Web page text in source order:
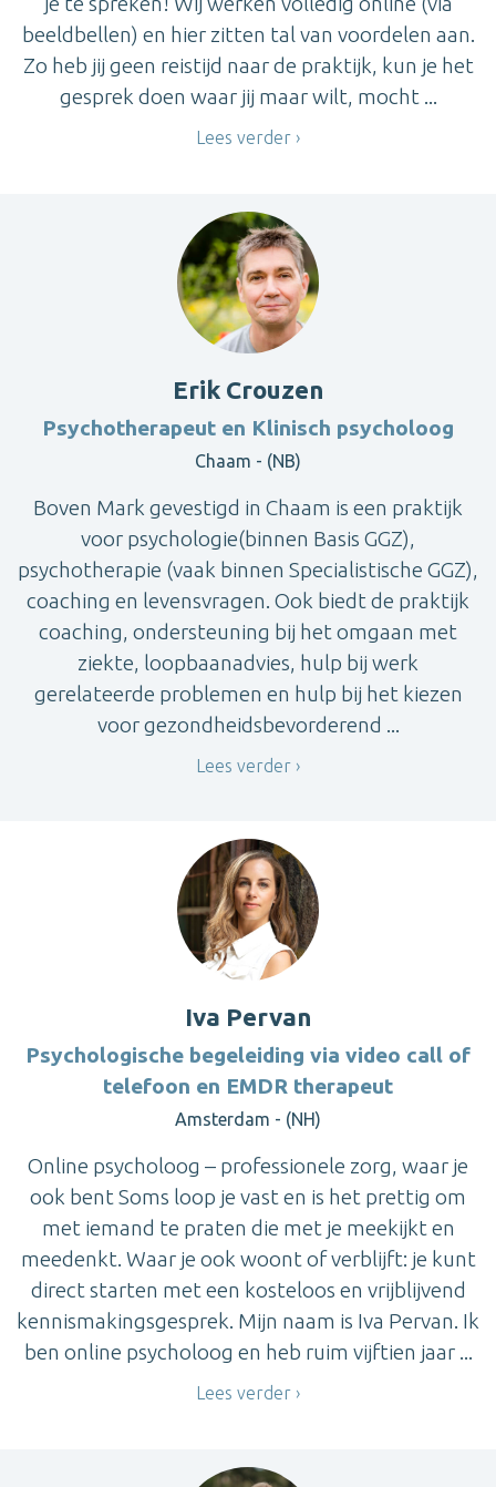
beeldbellen) en hier zitten tal van voordelen aan.
Zo heb jij geen reistijd naar de praktijk, kun je het
gesprek doen waar jij maar wilt, mocht ...
Lees verder
Erik Crouzen
Psychotherapeut en Klinisch psycholoog
Chaam - (NB)
Boven Mark gevestigd in Chaam is een praktijk
voor psychologie(binnen Basis GGZ),
psychotherapie (vaak binnen Specialistische GGZ),
coaching en levensvragen. Ook biedt de praktijk
coaching, ondersteuning bij het omgaan met
ziekte, loopbaanadvies, hulp bij werk
gerelateerde problemen en hulp bij het kiezen
voor gezondheidsbevorderend ...
Lees verder
Iva Pervan
Psychologische begeleiding via video call of
telefoon en EMDR therapeut
Amsterdam - (NH)
Online psycholoog – professionele zorg, waar je
ook bent Soms loop je vast en is het prettig om
met iemand te praten die met je meekijkt en
meedenkt. Waar je ook woont of verblijft: je kunt
direct starten met een kosteloos en vrijblijvend
kennismakingsgesprek. Mijn naam is Iva Pervan. Ik
ben online psycholoog en heb ruim vijftien jaar ...
Lees verder